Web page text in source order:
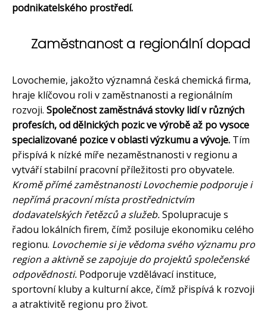
podnikatelského prostředí.
Zaměstnanost a regionální dopad
Lovochemie, jakožto významná česká chemická firma,
hraje klíčovou roli v zaměstnanosti a regionálním
rozvoji. Společnost zaměstnává stovky lidí v různých
profesích, od dělnických pozic ve výrobě až po vysoce
specializované pozice v oblasti výzkumu a vývoje. Tím
přispívá k nízké míře nezaměstnanosti v regionu a
vytváří stabilní pracovní příležitosti pro obyvatele.
Kromě přímé zaměstnanosti Lovochemie podporuje i
nepřímá pracovní místa prostřednictvím
dodavatelských řetězců a služeb.Spolupracuje s
řadou lokálních firem, čímž posiluje ekonomiku celého
regionu. Lovochemie si je vědoma svého významu pro
region a aktivně se zapojuje do projektů společenské
odpovědnosti. Podporuje vzdělávací instituce,
sportovní kluby a kulturní akce, čímž přispívá k rozvoji
a atraktivitě regionu pro život.